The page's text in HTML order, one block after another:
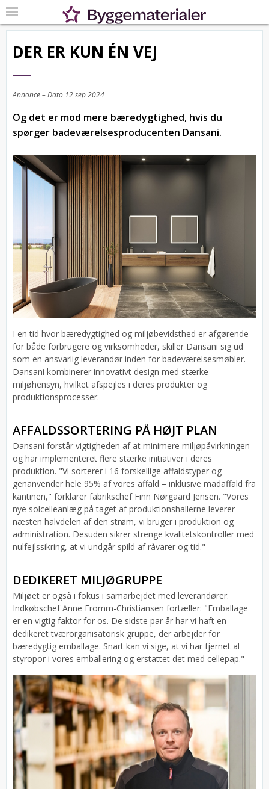
DER ER KUN ÉN VEJ
Annonce – Dato 12 sep 2024
Og det er mod mere bæredygtighed, hvis du
spørger badeværelsesproducenten Dansani.
I en tid hvor bæredygtighed og miljøbevidsthed er afgørende
for både forbrugere og virksomheder, skiller Dansani sig ud
som en ansvarlig leverandør inden for badeværelsesmøbler.
Dansani kombinerer innovativt design med stærke
miljøhensyn, hvilket afspejles i deres produkter og
produktionsprocesser.
AFFALDSSORTERING PÅ HØJT PLAN
Dansani forstår vigtigheden af at minimere miljøpåvirkningen
og har implementeret flere stærke initiativer i deres
produktion. "Vi sorterer i 16 forskellige affaldstyper og
genanvender hele 95% af vores affald – inklusive madaffald fra
kantinen," forklarer fabrikschef Finn Nørgaard Jensen. "Vores
nye solcelleanlæg på taget af produktionshallerne leverer
næsten halvdelen af den strøm, vi bruger i produktion og
administration. Desuden sikrer strenge kvalitetskontroller med
nulfejlssikring, at vi undgår spild af råvarer og tid."
DEDIKERET MILJØGRUPPE
Miljøet er også i fokus i samarbejdet med leverandører.
Indkøbschef Anne Fromm-Christiansen fortæller: "Emballage
er en vigtig faktor for os. De sidste par år har vi haft en
dedikeret tværorganisatorisk gruppe, der arbejder for
bæredygtig emballage. Snart kan vi sige, at vi har fjernet al
styropor i vores emballering og erstattet det med cellepap."